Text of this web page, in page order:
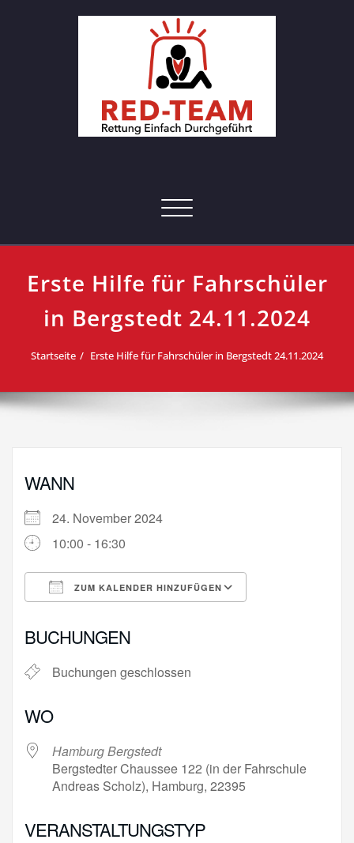
Hamburg
Toggle navigation
Erste Hilfe für Fahrschüler
in Bergstedt 24.11.2024
Startseite Erste Hilfe für Fahrschüler in Bergstedt 24.11.2024
WANN
24. November 2024
10:00 - 16:30
ZUM KALENDER HINZUFÜGEN
BUCHUNGEN
Buchungen geschlossen
WO
Hamburg Bergstedt
Bergstedter Chaussee 122 (in der Fahrschule
Andreas Scholz), Hamburg, 22395
VERANSTALTUNGSTYP